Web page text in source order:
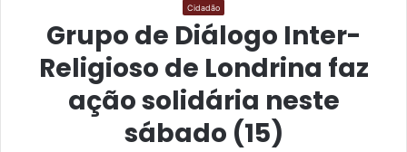
Cidadão
Grupo de Diálogo Inter-
Religioso de Londrina faz
ação solidária neste
sábado (15)